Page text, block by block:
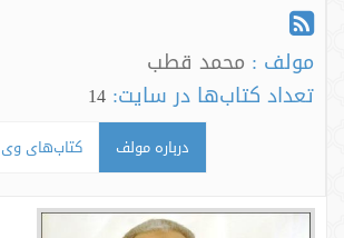
مولف : محمد قطب
تعداد کتاب‌ها در سایت: 14
درباره مولف کتاب‌های وی